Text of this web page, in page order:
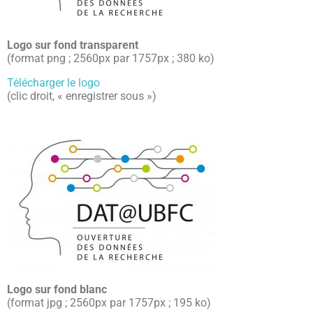
Logo sur fond transparent
(format png ; 2560px par 1757px ; 380 ko)
Télécharger le logo
(clic droit, « enregistrer sous »)
Logo sur fond blanc
(format jpg ; 2560px par 1757px ; 195 ko)